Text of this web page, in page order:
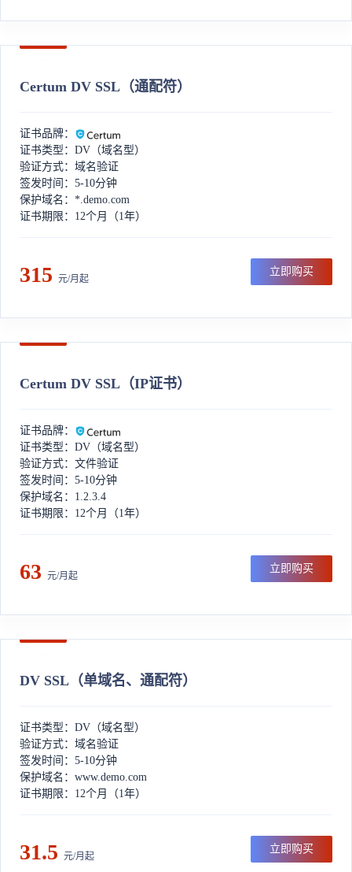
Certum DV SSL（通配符）
证书品牌：
证书类型：DV（域名型）
验证方式：域名验证
签发时间：5-10分钟
保护域名：*.demo.com
证书期限：12个月（1年）
315 元/月起
立即购买
Certum DV SSL（IP证书）
证书品牌：
证书类型：DV（域名型）
验证方式：文件验证
签发时间：5-10分钟
保护域名：1.2.3.4
证书期限：12个月（1年）
63 元/月起
立即购买
DV SSL（单域名、通配符）
证书类型：DV（域名型）
验证方式：域名验证
签发时间：5-10分钟
保护域名：www.demo.com
证书期限：12个月（1年）
31.5 元/月起
立即购买